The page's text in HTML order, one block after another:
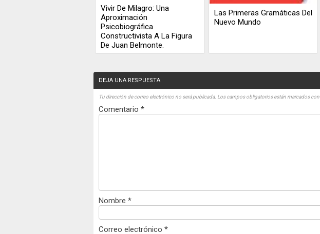
Vivir De Milagro: Una
Aproximación
Psicobiográfica
Constructivista A La Figura
De Juan Belmonte.
Las Primeras Gramáticas Del
Nuevo Mundo
DEJA UNA RESPUESTA
Tu dirección de correo electrónico no será publicada. Los campos obligatorios están marcados con
Comentario *
Nombre *
Correo electrónico *